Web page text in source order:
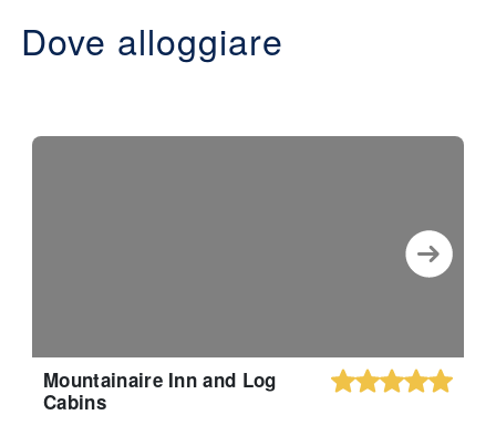
Dove alloggiare
Mountainaire Inn and Log
Cabins